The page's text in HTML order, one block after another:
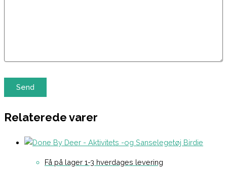
Relaterede varer
Få på lager 1-3 hverdages levering